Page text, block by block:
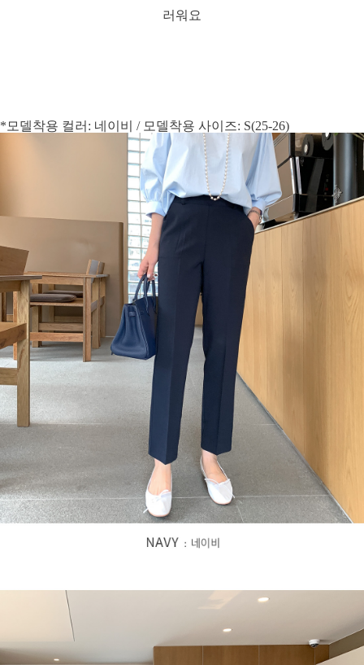
러워요
*모델착용 컬러: 네이비 / 모델착용 사이즈: S(25-26)